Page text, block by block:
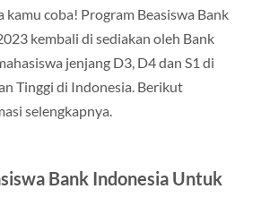
kamu coba! Program Beasiswa Bank
kembali di sediakan oleh Bank
jenjang D3, D4 dan S1 di
Tinggi di Indonesia. Berikut
selengkapnya.
Bank Indonesia Untuk